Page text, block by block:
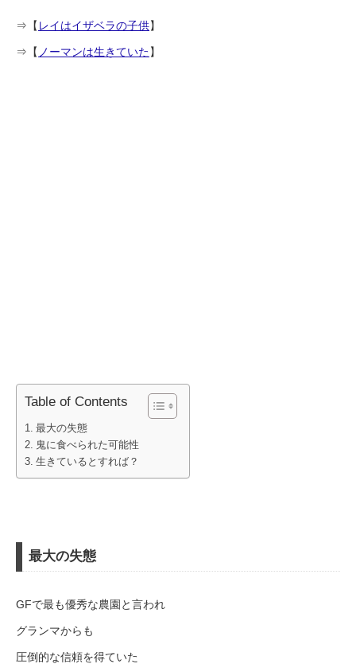
⇒【 レイはイザベラの子供】
⇒【 ノーマンは生きていた】
Table of Contents
最大の失態
鬼に食べられた可能性
生きているとすれば？
最大の失態
GFで最も優秀な農園と言われ
グランマからも
圧倒的な信頼を得ていた